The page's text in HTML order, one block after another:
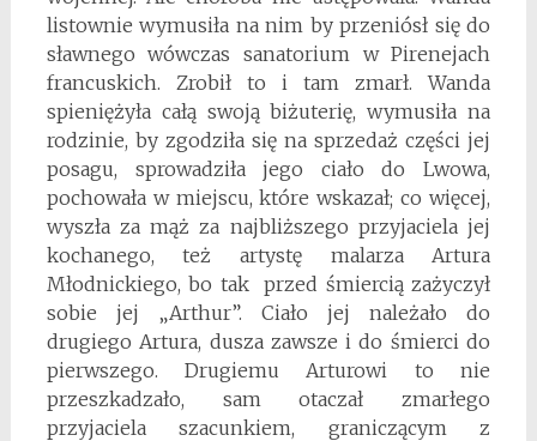
listownie wymusiła na nim by przeniósł się do
sławnego wówczas sanatorium w Pirenejach
francuskich. Zrobił to i tam zmarł. Wanda
spieniężyła całą swoją biżuterię, wymusiła na
rodzinie, by zgodziła się na sprzedaż części jej
posagu, sprowadziła jego ciało do Lwowa,
pochowała w miejscu, które wskazał; co więcej,
wyszła za mąż za najbliższego przyjaciela jej
kochanego, też artystę malarza Artura
Młodnickiego, bo tak przed śmiercią zażyczył
sobie jej „Arthur”. Ciało jej należało do
drugiego Artura, dusza zawsze i do śmierci do
pierwszego. Drugiemu Arturowi to nie
przeszkadzało, sam otaczał zmarłego
przyjaciela szacunkiem, graniczącym z